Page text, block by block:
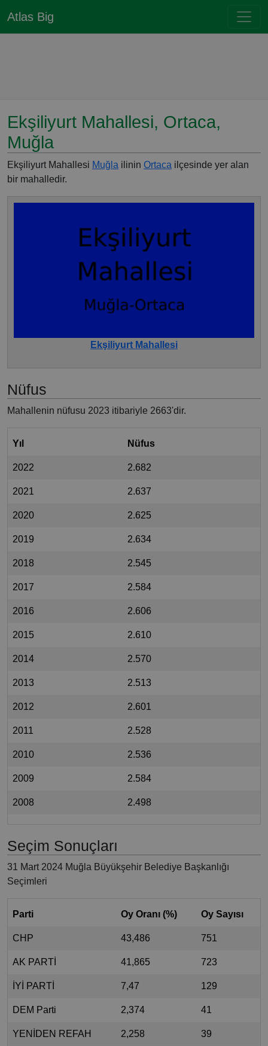
Atlas Big
Ekşiliyurt Mahallesi, Ortaca,
Muğla
Ekşiliyurt Mahallesi Muğla ilinin Ortaca ilçesinde yer alan
bir mahalledir.
Ekşiliyurt Mahallesi
Nüfus
Mahallenin nüfusu 2023 itibariyle 2663'dir.
Yıl Nüfus
2022 2.682
2021 2.637
2020 2.625
2019 2.634
2018 2.545
2017 2.584
2016 2.606
2015 2.610
2014 2.570
2013 2.513
2012 2.601
2011 2.528
2010 2.536
2009 2.584
2008 2.498
Seçim Sonuçları
31 Mart 2024 Muğla Büyükşehir Belediye Başkanlığı
Seçimleri
Parti Oy Oranı (%) Oy Sayısı
CHP 43,486 751
AK PARTİ 41,865 723
İYİ PARTİ 7,47 129
DEM Parti 2,374 41
YENİDEN REFAH 2,258 39